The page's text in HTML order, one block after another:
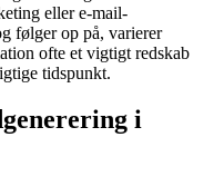
eller e-mail-
følger op på, varierer
ofte et vigtigt redskab
tidspunkt.
i